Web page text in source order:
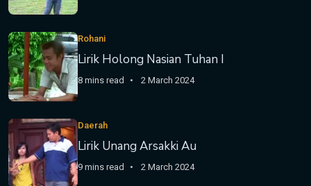
Rohani
Lirik Holong Nasian Tuhan I
8 mins read 2 March 2024
Daerah
Lirik Unang Arsakki Au
9 mins read 2 March 2024